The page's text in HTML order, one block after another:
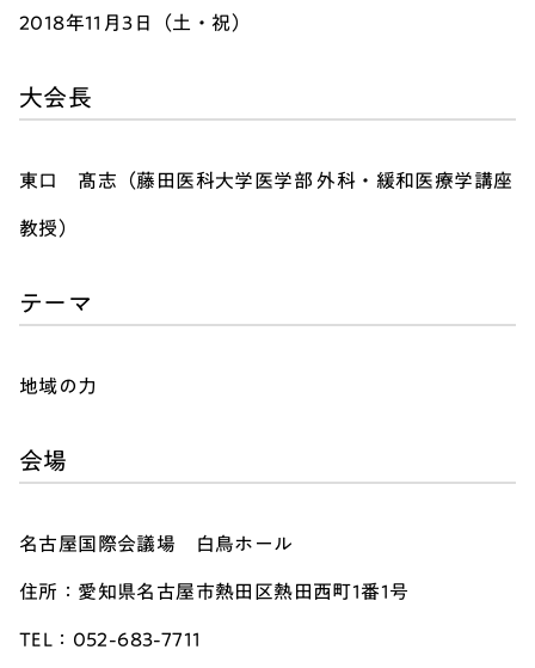
2018年11月3日（土・祝）
大会長
東口 髙志（藤田医科大学医学部 外科・緩和医療学講座
教授）
テーマ
地域の力
会場
名古屋国際会議場 白鳥ホール
住所：愛知県名古屋市熱田区熱田西町1番1号
TEL：052-683-7711